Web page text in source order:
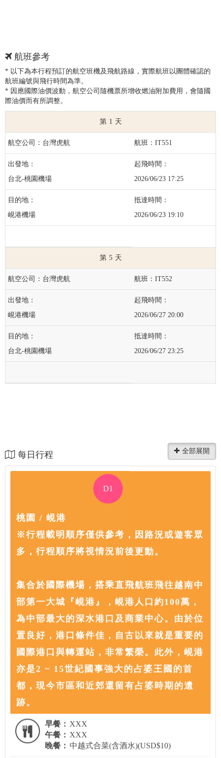
航班參考
* 以下為本行程預訂的航空班機及飛航路線，實際航班以團體確認的
航班編號與飛行時間為準。
* 因應國際油價波動，航空公司隨機票所增收燃油附加費用，會隨國
際油價而有所調整。
1
台灣虎航 IT551
台北-桃園機場 2026/06/23 17:25
峴港機場 2026/06/23 19:10
5
台灣虎航 IT552
峴港機場 2026/06/27 20:00
台北-桃園機場 2026/06/27 23:25
每日行程
D1
桃園 / 峴港
※行程載明順序僅供參考，因路況或遊客眾
多，行程順序將視情況前後更動。
集合於國際機場，搭乘直飛航班飛往越南中
部第一大城『峴港』，峴港人口約100萬，
為中部最大的深水港口及商業中心。由於位
置良好，港口條件佳，自古以來就是重要的
國際港口與轉運站，非常繁榮。此外，峴港
亦是2 ~ 15世紀國事強大的占婆王國的首
都，現今市區和近郊還留有占婆時期的遺
跡。
早餐： XXX
午餐： XXX
晚餐： 中越式合菜(含酒水)(USD$10)